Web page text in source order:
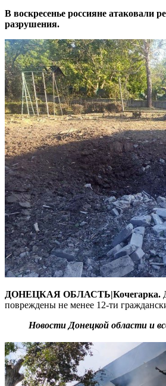
В воскресенье россияне атаковали
разрушения.
ДОНЕЦКАЯ ОБЛАСТЬ|Кочегарка.
повреждены не менее 12-ти
Новости Донецкой области и